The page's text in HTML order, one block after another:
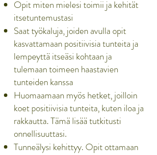
Opit miten mielesi toimii ja kehität
itsetuntemustasi
Saat työkaluja, joiden avulla opit
kasvattamaan positiivisia tunteita ja
lempeyttä itseäsi kohtaan ja
tulemaan toimeen haastavien
tunteiden kanssa
Huomaamaan myös hetket, joilloin
koet positiivisia tunteita, kuten iloa ja
rakkautta. Tämä lisää tutkitusti
onnellisuuttasi.
Tunneälysi kehittyy. Opit ottamaan